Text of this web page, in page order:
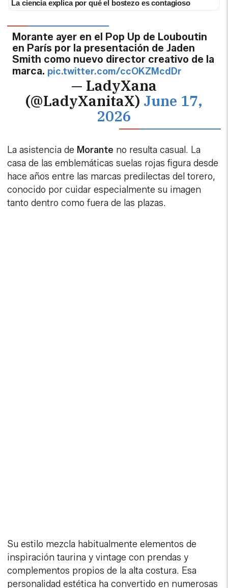
La ciencia explica por qué el bostezo es contagioso
Morante ayer en el Pop Up de Louboutin
en París por la presentación de Jaden
Smith como nuevo director creativo de la
marca. pic.twitter.com/ccOKZMcdDr
— LadyXana
(@LadyXanitaX) June 17,
2026
La asistencia de Morante no resulta casual. La
casa de las emblemáticas suelas rojas figura desde
hace años entre las marcas predilectas del torero,
conocido por cuidar especialmente su imagen
tanto dentro como fuera de las plazas.
Su estilo mezcla habitualmente elementos de
inspiración taurina y vintage con prendas y
complementos propios de la alta costura. Esa
personalidad estética ha convertido en numerosas